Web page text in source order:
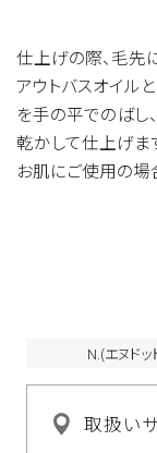
ルミチン酸アスコ
子油）コポリマー、
エチルヘキシルグ
ギリデン、トコフェ
仕上げの際、毛先
アウトバスオイル
を手の平でのばし
乾かして仕上げま
お肌にご使用の場
N.(エヌド
取扱い